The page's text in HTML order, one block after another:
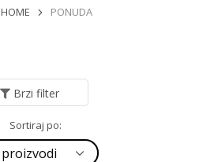
HOME PONUDA
Brzi filter
Sortiraj po: